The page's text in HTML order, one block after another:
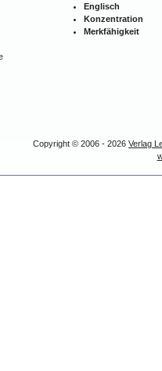
Englisch
Konzentration
Merkfähigkeit
Copyright © 2006 - 2026 Verlag